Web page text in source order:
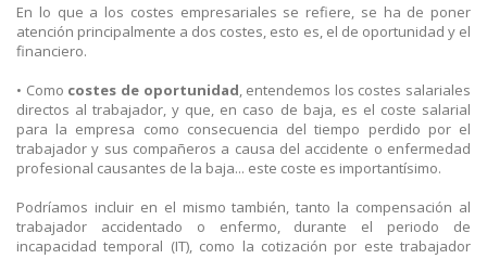
En lo que a los costes empresariales se refiere, se ha de poner
atención principalmente a dos costes, esto es, el de oportunidad y el
financiero.
• Como costes de oportunidad, entendemos los costes salariales
directos al trabajador, y que, en caso de baja, es el coste salarial
para la empresa como consecuencia del tiempo perdido por el
trabajador y sus compañeros a causa del accidente o enfermedad
profesional causantes de la baja... este coste es importantísimo.
Podríamos incluir en el mismo también, tanto la compensación al
trabajador accidentado o enfermo, durante el periodo de
incapacidad temporal (IT), como la cotización por este trabajador